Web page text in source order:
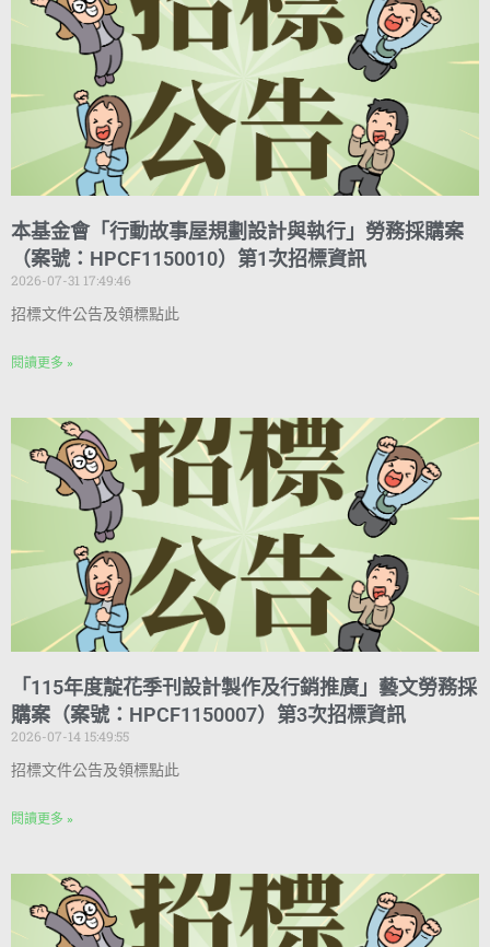
本基金會「行動故事屋規劃設計與執行」勞務採購案
（案號：HPCF1150010）第1次招標資訊
2026-07-31 17:49:46
招標文件公告及領標點此
閱讀更多 »
「115年度靛花季刊設計製作及行銷推廣」藝文勞務採
購案（案號：HPCF1150007）第3次招標資訊
2026-07-14 15:49:55
招標文件公告及領標點此
閱讀更多 »